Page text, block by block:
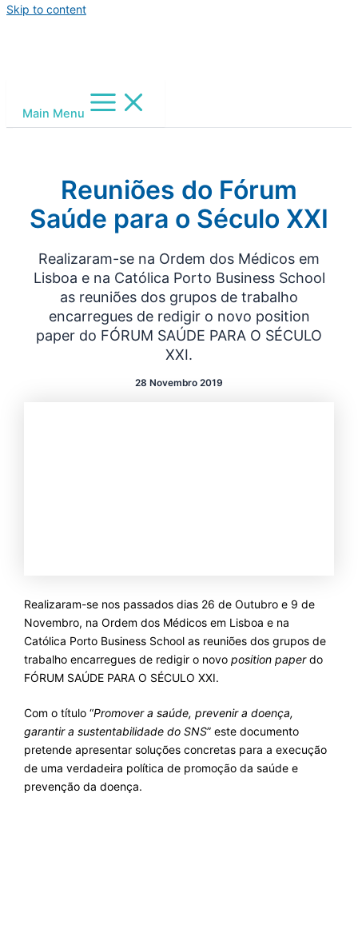
Skip to content
Main Menu
Reuniões do Fórum
Saúde para o Século XXI
Realizaram-se na Ordem dos Médicos em
Lisboa e na Católica Porto Business School
as reuniões dos grupos de trabalho
encarregues de redigir o novo position
paper do FÓRUM SAÚDE PARA O SÉCULO
XXI.
28 Novembro 2019
Realizaram-se nos passados dias 26 de Outubro e 9 de
Novembro, na Ordem dos Médicos em Lisboa e na
Católica Porto Business School as reuniões dos grupos de
trabalho encarregues de redigir o novo position paperdo
FÓRUM SAÚDE PARA O SÉCULO XXI.
Com o título “Promover a saúde, prevenir a doença,
garantir a sustentabilidade do SNS” este documento
pretende apresentar soluções concretas para a execução
de uma verdadeira política de promoção da saúde e
prevenção da doença.